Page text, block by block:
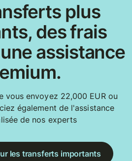
plus
des frais
assistance
vous envoyez 22,000 EUR ou
également de l'assistance
de nos experts
les transferts importants